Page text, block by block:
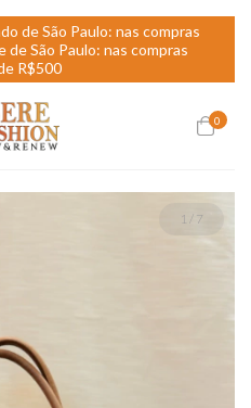
de São Paulo: nas compras
de São Paulo: nas compras
R$500
0
1 / 7